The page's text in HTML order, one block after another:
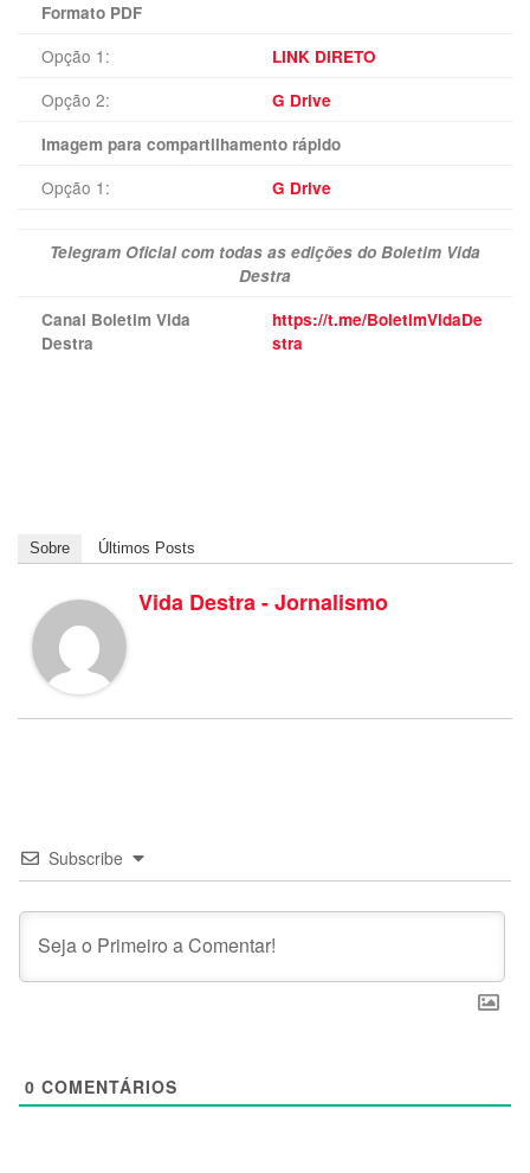
Formato PDF
Opção 1: LINK DIRETO
Opção 2:
G Drive
Imagem para compartilhamento rápido
Opção 1: G Drive
Telegram Oficial com todas as edições do Boletim Vida
Destra
Canal Boletim Vida
Destra
https://t.me/BoletimVidaDe
stra
Sobre Últimos Posts
Vida Destra - Jornalismo
Subscribe
0 COMENTÁRIOS